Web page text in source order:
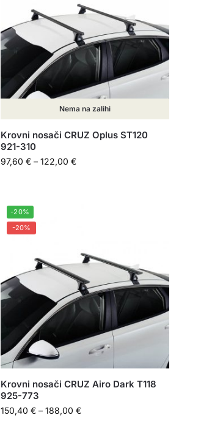
Nema na zalihi
Krovni nosači CRUZ Oplus ST120
921-310
97,60€ – 122,00€
-20%
-20%
Krovni nosači CRUZ Airo Dark T118
925-773
150,40€ – 188,00€